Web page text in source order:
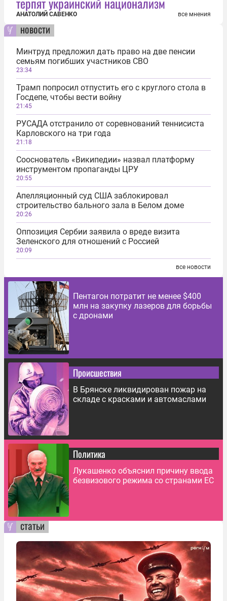
АНАТОЛИЙ САВЕНКО все мнения
новости
Минтруд предложил дать право на две пенсии
семьям погибших участников СВО
23:34
Трамп попросил отпустить его с круглого стола в
Госдепе, чтобы вести войну
21:45
РУСАДА отстранило от соревнований теннисиста
Карловского на три года
21:18
Сооснователь «Википедии» назвал платформу
инструментом пропаганды ЦРУ
20:55
Апелляционный суд США заблокировал
строительство бального зала в Белом доме
20:26
Оппозиция Сербии заявила о вреде визита
Зеленского для отношений с Россией
20:09
все новости
Пентагон потратит не менее $400
млн на закупку лазеров для борьбы
с дронами
Происшествия
В Брянске ликвидирован пожар на
складе с красками и автомаслами
Политика
Лукашенко объяснил причину ввода
безвизового режима со странами ЕС
статьи